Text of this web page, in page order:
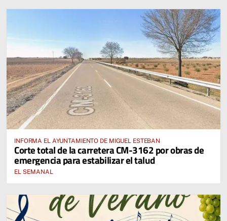
INFORMA EL AYUNTAMIENTO DE MIGUEL ESTEBAN
Corte total de la carretera CM-3162 por obras de
emergencia para estabilizar el talud
EL SEMANAL